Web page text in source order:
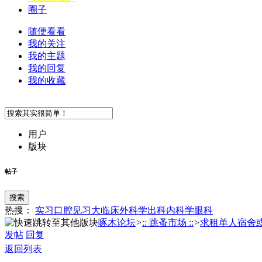
圈子
随便看看
我的关注
我的主题
我的回复
我的收藏
用户
版块
帖子
搜索
热搜： 实习口腔见习大临床外科学出科内科学眼科
啄木论坛>:: 跳蚤市场 ::>求租单人宿舍
发帖 回复
返回列表